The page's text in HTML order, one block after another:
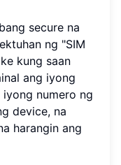
secure na
ng "SIM
kung saan
ang iyong
numero ng
device, na
harangin ang